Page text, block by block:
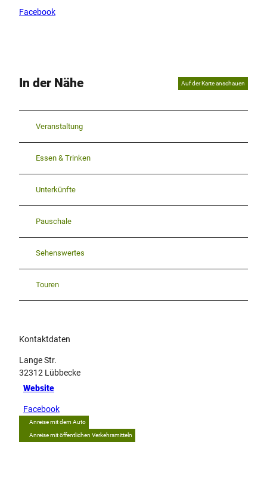
Facebook
In der Nähe Auf der Karte anschauen
Veranstaltung
Essen & Trinken
Unterkünfte
Pauschale
Sehenswertes
Touren
Kontaktdaten
Lange Str.
32312 Lübbecke
Website
Facebook
Anreise mit dem Auto
Anreise mit öffentlichen Verkehrsmitteln